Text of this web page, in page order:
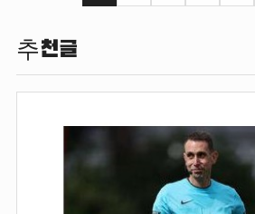
추천글